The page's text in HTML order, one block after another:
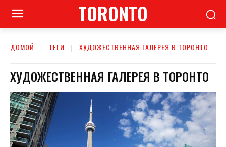
TORONTO
ДОМОЙ ТЕГИ ХУДОЖЕСТВЕННАЯ ГАЛЕРЕЯ В ТОРОНТО
ХУДОЖЕСТВЕННАЯ ГАЛЕРЕЯ В ТОРОНТО